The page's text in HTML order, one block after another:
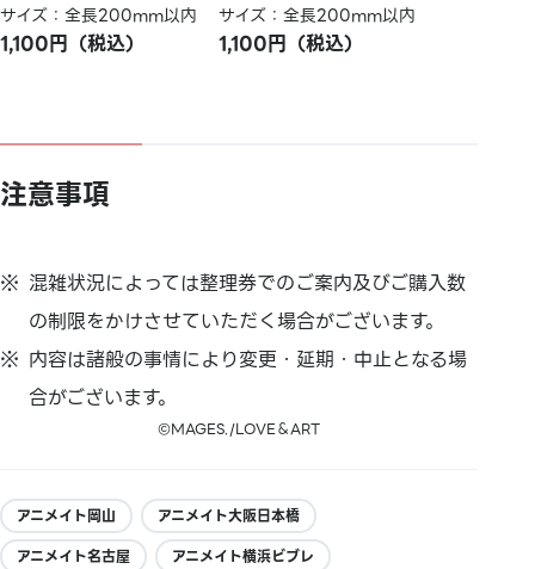
サイズ：全長200mm以内
1,100円（税込）
サイズ：全長200mm以内
1,100円（税込）
注意事項
混雑状況によっては整理券でのご案内及びご購入数
の制限をかけさせていただく場合がございます。
内容は諸般の事情により変更・延期・中止となる場
合がございます。
©MAGES./LOVE＆ART
アニメイト岡山
アニメイト大阪日本橋
アニメイト名古屋
アニメイト横浜ビブレ